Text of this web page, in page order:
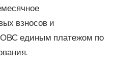
взносов и
ОВС единым платежом по